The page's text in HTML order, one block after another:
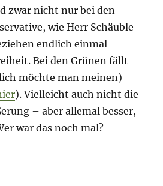
zwar nicht nur bei den
wie Herr Schäuble
endlich einmal
Bei den Grünen fällt
möchte man meinen)
). Vielleicht auch nicht die
– aber allemal besser,
war das noch mal?
– 30. April 2020 – Medien-